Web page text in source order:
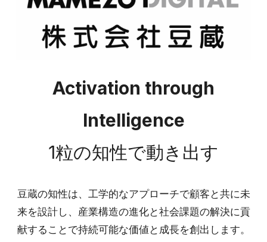
Activation through
Intelligence
1粒の知性で動き出す
豆蔵の知性は、工学的なアプローチで顧客と共に未
来を設計し、産業構造の進化と社会課題の解決に貢
献することで持続可能な価値と成長を創出します。